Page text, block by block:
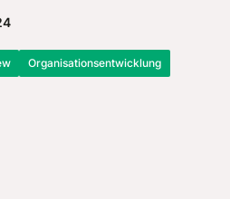
Organisationsentwicklung